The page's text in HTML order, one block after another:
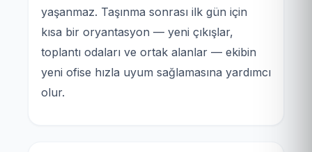
yaşanmaz. Taşınma sonrası ilk gün için
kısa bir oryantasyon — yeni çıkışlar,
toplantı odaları ve ortak alanlar — ekibin
yeni ofise hızla uyum sağlamasına yardımcı
olur.